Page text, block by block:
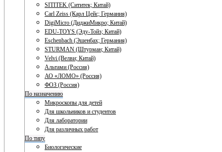
SITITEK (Сититек; Китай)
Carl Zeiss (Карл Цейс; Германия)
DigiMicro (ДиджиМикро; Китай)
EDU-TOYS (Эду-Тойз; Китай)
Eschenbach (Эшенбах; Германия)
STURMAN (Штурман; Китай)
Velvi (Велви; Китай)
Альтами (Россия)
АО «ЛОМО» (Россия)
ФОЗ (Россия)
По назначению
Микроскопы для детей
Для школьников и студентов
Для лаборатории
Для различных работ
По типу
Биологические